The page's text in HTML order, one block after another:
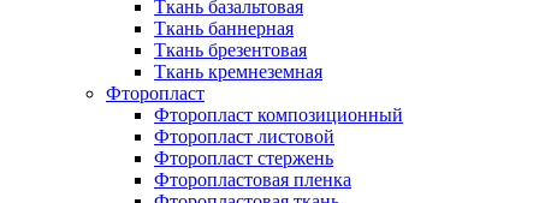
Ткань базальтовая
Ткань баннерная
Ткань брезентовая
Ткань кремнеземная
Фторопласт
Фторопласт композиционный
Фторопласт листовой
Фторопласт стержень
Фторопластовая пленка